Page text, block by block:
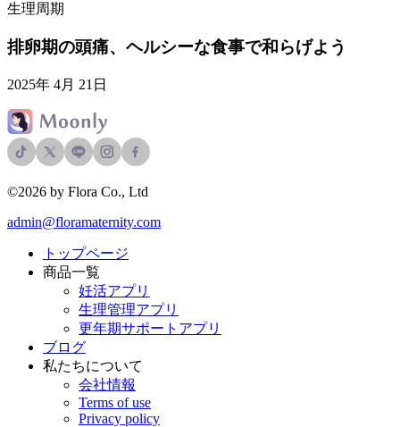
生理周期
排卵期の頭痛、ヘルシーな食事で和らげよう
2025年 4月 21日
©2026 by Flora Co., Ltd
admin@floramaternity.com
トップページ
商品一覧
妊活アプリ
生理管理アプリ
更年期サポートアプリ
ブログ
私たちについて
会社情報
Terms of use
Privacy policy